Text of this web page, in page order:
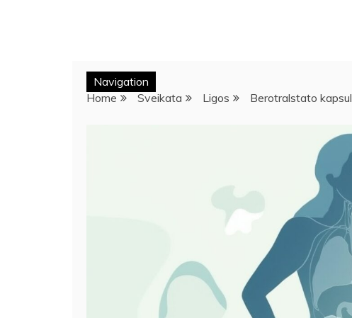
Navigation
Home
Sveikata Ligos Berotralstato